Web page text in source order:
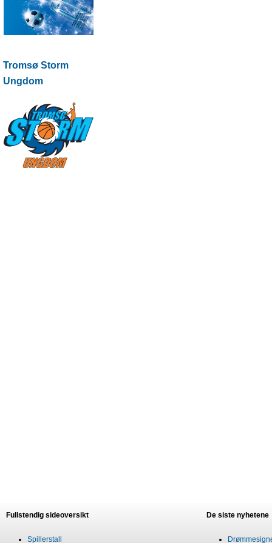
Tromsø Storm
Ungdom
Fullstendig sideoversikt
Spillerstall
De siste nyhetene